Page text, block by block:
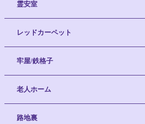
霊安室
レッドカーペット
牢屋/鉄格子
老人ホーム
路地裏